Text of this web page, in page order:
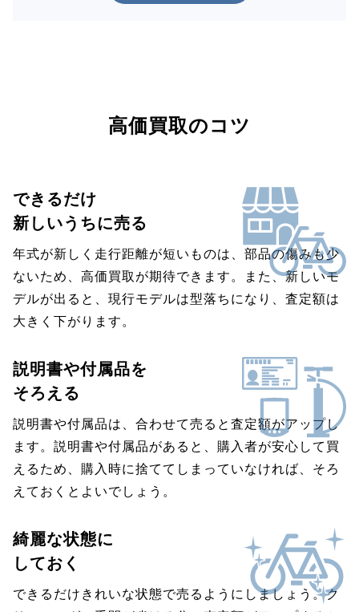
高価買取のコツ
できるだけ
新しいうちに売る
年式が新しく走行距離が短いものは、部品の傷みも少
ないため、高価買取が期待できます。また、新しいモ
デルが出ると、現行モデルは型落ちになり、査定額は
大きく下がります。
説明書や付属品を
そろえる
説明書や付属品は、合わせて売ると査定額がアップし
ます。説明書や付属品があると、購入者が安心して買
えるため、購入時に捨ててしまっていなければ、そろ
えておくとよいでしょう。
綺麗な状態に
しておく
できるだけきれいな状態で売るようにしましょう。ク